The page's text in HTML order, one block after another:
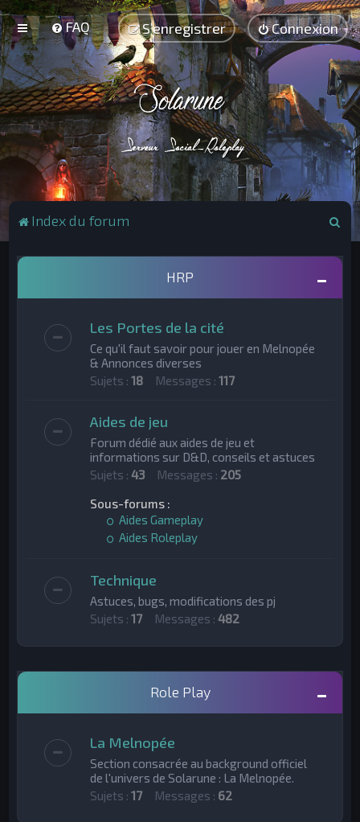
FAQ Connexion
S’enregistrer
Index du forum
c
HRP
Les Portes de la cité
Ce qu'il faut savoir pour jouer en Melnopée
& Annonces diverses
Sujets :18 Messages :117
Aides de jeu
Forum dédié aux aides de jeu et
informations sur D&D, conseils et astuces
Sujets :43 Messages : 205
Sous-forums :
Aides Gameplay
Aides Roleplay
Technique
Astuces, bugs, modifications des pj
Sujets :17 Messages :482
Role Play
La Melnopée
Section consacrée au background officiel
de l'univers de Solarune : La Melnopée.
Sujets :17 Messages : 62